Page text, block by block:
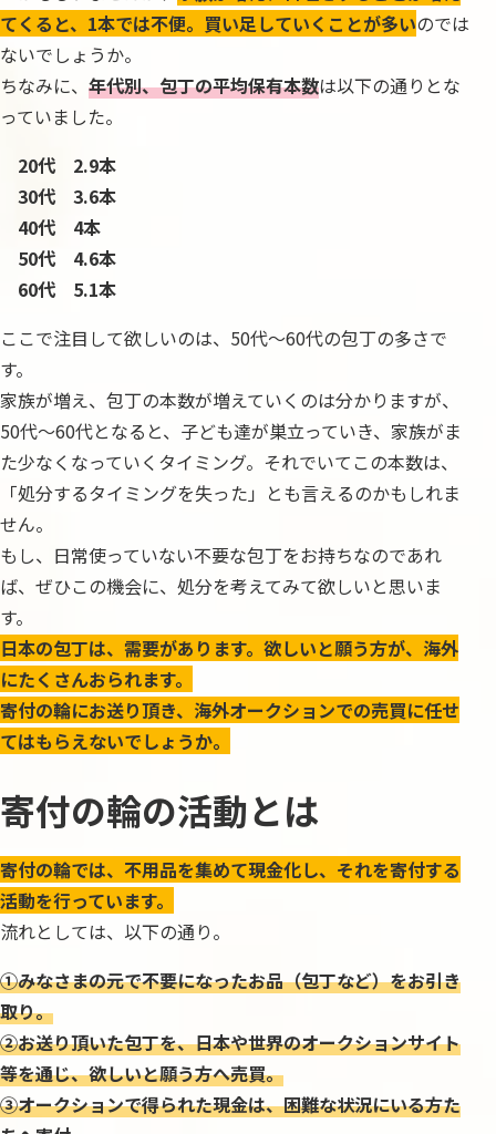
てくると、1本では不便。買い足していくことが多いのでは
ないでしょうか。
ちなみに、 年代別、包丁の平均保有本数は以下の通りとな
っていました。
20代 2.9本
30代 3.6本
40代 4本
50代 4.6本
60代 5.1本
ここで注目して欲しいのは、50代～60代の包丁の多さで
す。
家族が増え、包丁の本数が増えていくのは分かりますが、
50代～60代となると、子ども達が巣立っていき、家族がま
た少なくなっていくタイミング。それでいてこの本数は、
「処分するタイミングを失った」とも言えるのかもしれま
せん。
もし、日常使っていない不要な包丁をお持ちなのであれ
ば、ぜひこの機会に、処分を考えてみて欲しいと思いま
す。
日本の包丁は、需要があります。欲しいと願う方が、海外
にたくさんおられます。
寄付の輪にお送り頂き、海外オークションでの売買に任せ
てはもらえないでしょうか。
寄付の輪の活動とは
寄付の輪では、不用品を集めて現金化し、それを寄付する
活動を行っています。
流れとしては、以下の通り。
①みなさまの元で不要になったお品（包丁など）をお引き
取り。
②お送り頂いた包丁を、日本や世界のオークションサイト
等を通じ、欲しいと願う方へ売買。
③オークションで得られた現金は、困難な状況にいる方た